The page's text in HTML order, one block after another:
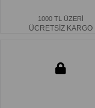
1000 TL ÜZERİ
ÜCRETSİZ KARGO